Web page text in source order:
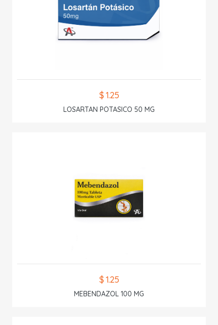
$ 1.25
LOSARTAN POTASICO 50 MG
$ 1.25
MEBENDAZOL 100 MG